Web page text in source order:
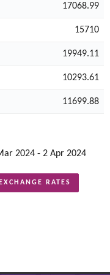
17068.99
15710
19949.11
10293.61
11699.88
2024 - 2 Apr 2024
RATES